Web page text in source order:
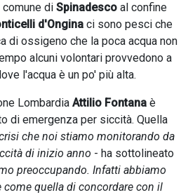
di Spinadesco al confine
d'Ongina ci sono pesci che
di ossigeno che la poca acqua non
alcuni volontari provvedono a
l'acqua è un po' più alta.
Lombardia Attilio Fontana è
di emergenza per siccità. Quella
che noi stiamo monitorando da
di inizio anno - ha sottolineato
preoccupando. Infatti abbiamo
quella di concordare con il